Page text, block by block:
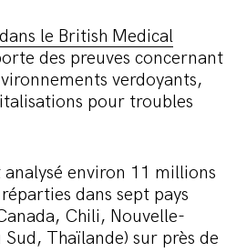
le British Medical
des preuves concernant
verdoyants,
pour troubles
analysé environ 11 millions
dans sept pays
Chili, Nouvelle-
Thaïlande) sur près de